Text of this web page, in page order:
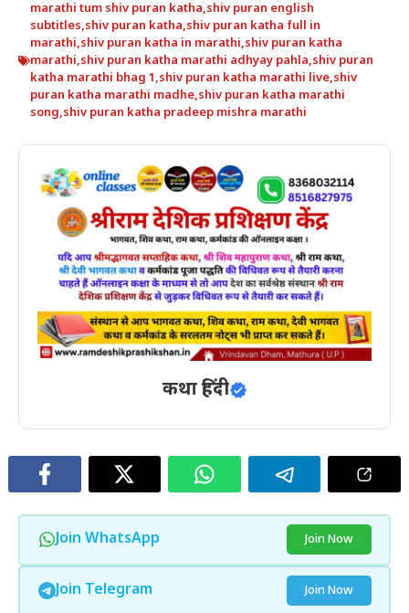
marathi tum shiv puran katha,shiv puran english
subtitles,shiv puran katha,shiv puran katha full in
marathi,shiv puran katha in marathi,shiv puran katha
marathi,shiv puran katha marathi adhyay pahla,shiv puran
katha marathi bhag 1,shiv puran katha marathi live,shiv
puran katha marathi madhe,shiv puran katha marathi
song,shiv puran katha pradeep mishra marathi
कथा हिंदी
Join WhatsApp Join Now
Join Telegram Join Now